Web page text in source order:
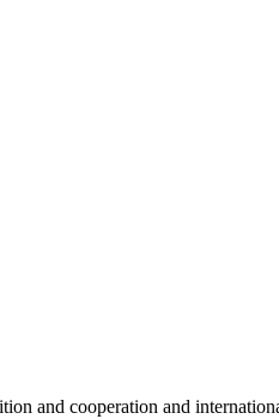
and cooperation and